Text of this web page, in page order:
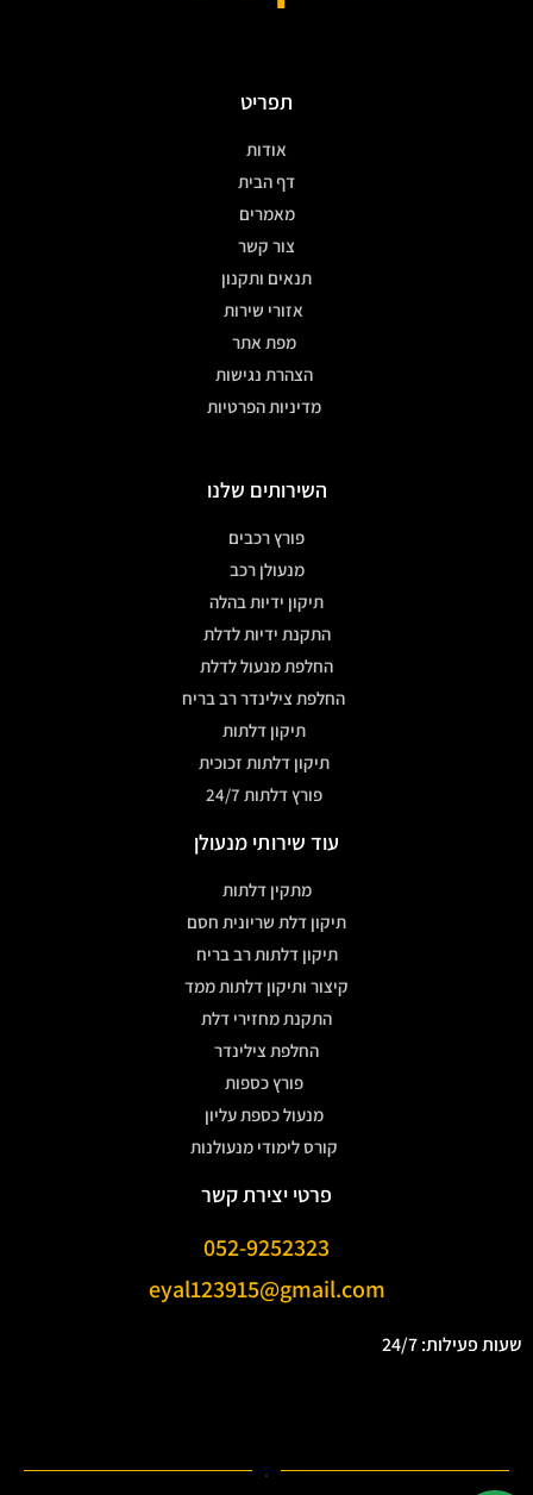
תפריט
אודות
דף הבית
מאמרים
צור קשר
תנאים ותקנון
אזורי שירות
מפת אתר
הצהרת נגישות
מדיניות הפרטיות
השירותים שלנו
פורץ רכבים
מנעולן רכב
תיקון ידיות בהלה
התקנת ידיות לדלת
החלפת מנעול לדלת
החלפת צילינדר רב בריח
תיקון דלתות
תיקון דלתות זכוכית
פורץ דלתות 24/7
עוד שירותי מנעולן
מתקין דלתות
תיקון דלת שריונית חסם
תיקון דלתות רב בריח
קיצור ותיקון דלתות ממד
התקנת מחזירי דלת
החלפת צילינדר
פורץ כספות
מנעול כספת עליון
קורס לימודי מנעולנות
פרטי יצירת קשר
052-9252323
eyal123915@gmail.com
שעות פעילות: 24/7
.